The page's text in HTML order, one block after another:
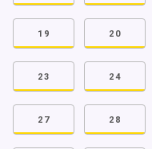
19 20
23 24
27 28